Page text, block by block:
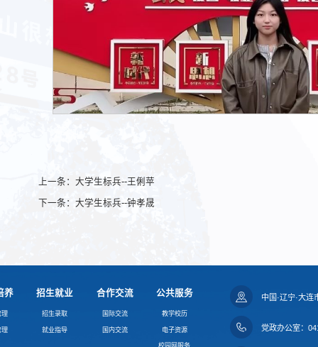
上一条： 大学生标兵--王俐苹
下一条： 大学生标兵--钟孝晟
养
理
理
招生就业
招生录取
就业指导
合作交流
国际交流
国内交流
公共服务
教学校历
电子资源
中国·辽宁·大
党政办公室：